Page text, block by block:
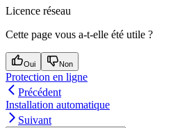
Licence réseau
Cette page vous a-t-elle été utile ?
Oui Non
Protection en ligne
Précédent
Installation automatique
Suivant